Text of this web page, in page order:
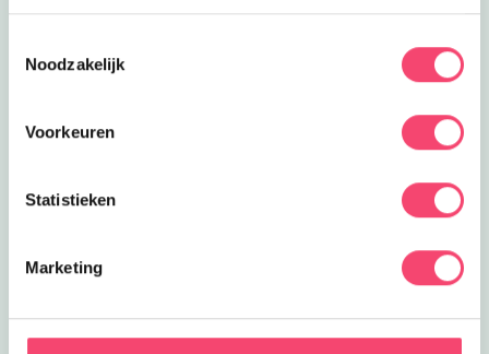
Noodzakelijk
Voorkeuren
Statistieken
Marketing
zomervakantietips gratis ontvangen? Klik op de link
dan mail ik je mijn uittips